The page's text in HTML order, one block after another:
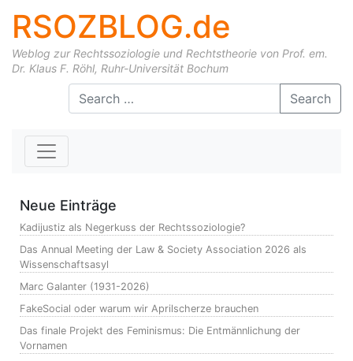
RSOZBLOG.de
Weblog zur Rechtssoziologie und Rechtstheorie von Prof. em.
Dr. Klaus F. Röhl, Ruhr-Universität Bochum
Skip to content Search
Neue Einträge
Kadijustiz als Negerkuss der Rechtssoziologie?
Das Annual Meeting der Law & Society Association 2026 als
Wissenschaftsasyl
Marc Galanter (1931-2026)
FakeSocial oder warum wir Aprilscherze brauchen
Das finale Projekt des Feminismus: Die Entmännlichung der
Vornamen